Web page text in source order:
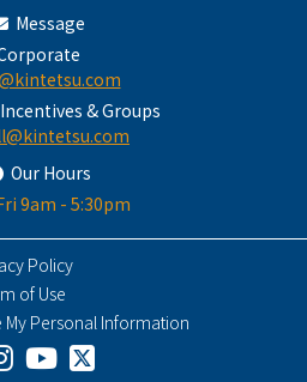
Message
& Groups
Our Hours
9am - 5:30pm
Policy
of Use
My Personal Information